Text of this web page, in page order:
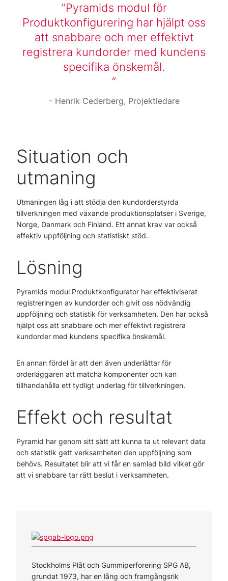
Pyramids modul för
Produktkonfigurering har hjälpt oss
att snabbare och mer effektivt
registrera kundorder med kundens
specifika önskemål.
Henrik Cederberg, Projektledare
Situation och
utmaning
Utmaningen låg i att stödja den kundorderstyrda
tillverkningen med växande produktionsplatser i Sverige,
Norge, Danmark och Finland. Ett annat krav var också
effektiv uppföljning och statistiskt stöd.
Lösning
Pyramids modul Produktkonfigurator har effektiviserat
registreringen av kundorder och givit oss nödvändig
uppföljning och statistik för verksamheten. Den har också
hjälpt oss att snabbare och mer effektivt registrera
kundorder med kundens specifika önskemål.
En annan fördel är att den även underlättar för
orderläggaren att matcha komponenter och kan
tillhandahålla ett tydligt underlag för tillverkningen.
Effekt och resultat
Pyramid har genom sitt sätt att kunna ta ut relevant data
och statistik gett verksamheten den uppföljning som
behövs. Resultatet blir att vi får en samlad bild vilket gör
att vi snabbare tar rätt beslut i verksamheten.
Stockholms Plåt och Gummiperforering SPG AB,
grundat 1973, har en lång och framgångsrik